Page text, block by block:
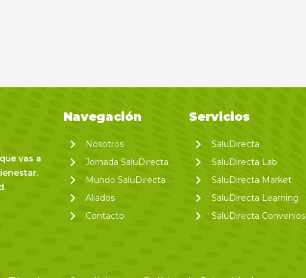
vas a
Navegación
Nosotros
Jornada SaluDirecta
Mundo SaluDirecta
Aliados
Contacto
Servicios
SaluDirecta
SaluDirecta Lab
SaluDirecta Market
SaluDirecta Learning
SaluDirecta Convenios